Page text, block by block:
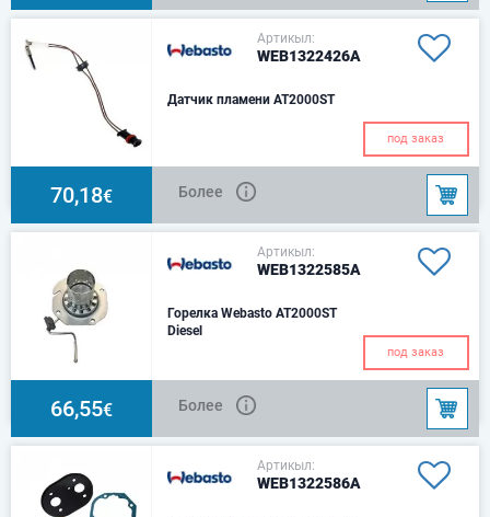
Артикыл:
WEB1322426A
Датчик пламени AT2000ST
под заказ
70,18€ Более
Артикыл:
WEB1322585A
Горелка Webasto AT2000ST
Diesel
под заказ
66,55€ Более
Артикыл:
WEB1322586A